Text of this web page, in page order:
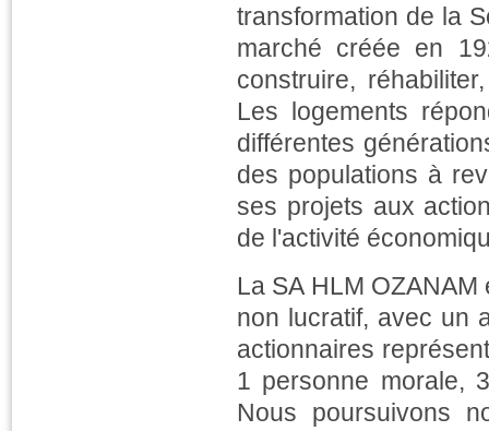
transformation de la
marché créée en
construire,
Les logements
différentes
des populations à
ses projets aux
de l'activité
La SA HLM
non lucratif, avec un
actionnaires
1 personne morale,
Nous poursuivons